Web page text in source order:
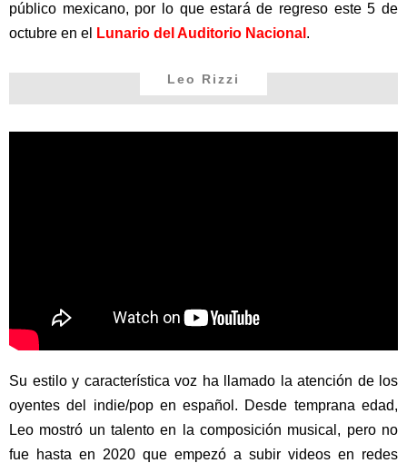
público mexicano, por lo que estará de regreso este 5 de
octubre en el
Lunario del Auditorio Nacional .
Leo Rizzi
Su estilo y característica voz ha llamado la atención de los
oyentes del indie/pop en español. Desde temprana edad,
Leo mostró un talento en la composición musical, pero no
fue hasta en 2020 que empezó a subir videos en redes